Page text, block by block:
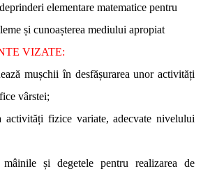
elementare matematice pentru
și cunoașterea mediului apropiat
VIZATE:
mușchii în desfășurarea unor activități
vârstei;
activități fizice variate, adecvate nivelului
și degetele pentru realizarea de